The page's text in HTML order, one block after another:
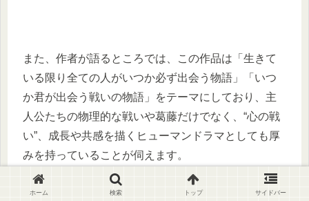
また、作者が語るところでは、この作品は「生きて
いる限り全ての人がいつか必ず出会う物語」「いつ
か君が出会う戦いの物語」をテーマにしており、主
人公たちの物理的な戦いや葛藤だけでなく、“心の戦
い”、成長や共感を描くヒューマンドラマとしても厚
みを持っていることが伺えます。
ホーム 検索 トップ サイドバー